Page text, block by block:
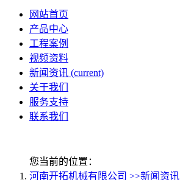
网站首页
产品中心
工程案例
视频资料
新闻资讯 (current)
关于我们
服务支持
联系我们
您当前的位置：
河南开拓机械有限公司 >>新闻资讯